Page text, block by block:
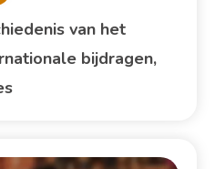
van het
bijdragen,